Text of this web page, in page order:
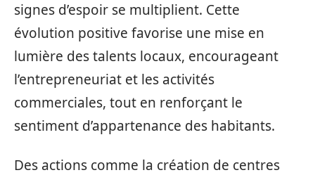
signes d’espoir se multiplient. Cette
évolution positive favorise une mise en
lumière des talents locaux, encourageant
l’entrepreneuriat et les activités
commerciales, tout en renforçant le
sentiment d’appartenance des habitants.
Des actions comme la création de centres